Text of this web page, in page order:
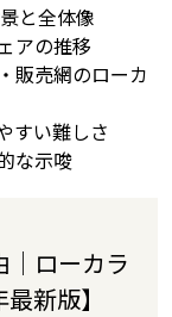
と全体像
アの推移
販売網のローカ
すい難しさ
な示唆
ローカラ
新版】